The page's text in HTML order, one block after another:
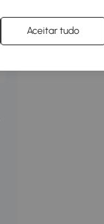
Aceitar tudo